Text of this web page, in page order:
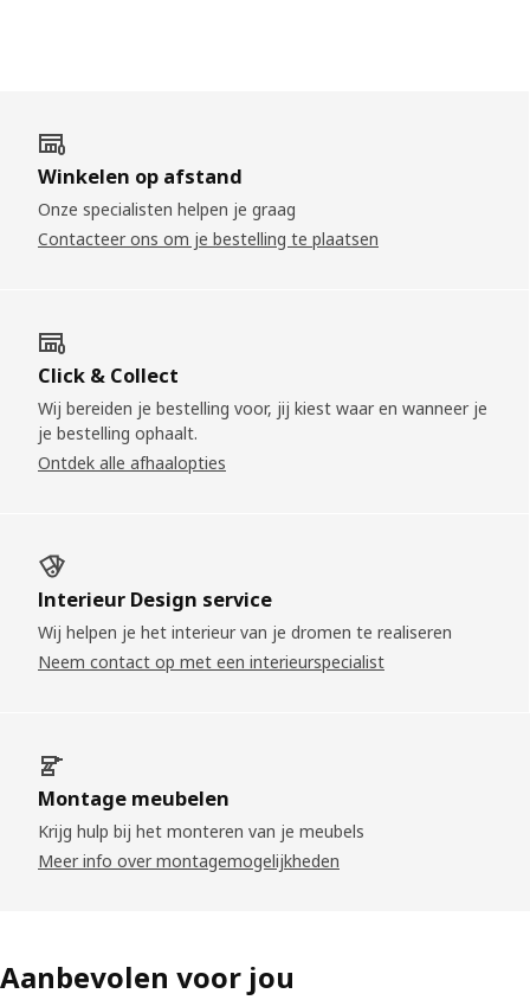
Winkelen op afstand
Onze specialisten helpen je graag
Contacteer ons om je bestelling te plaatsen
Click & Collect
Wij bereiden je bestelling voor, jij kiest waar en wanneer je
je bestelling ophaalt.
Ontdek alle afhaalopties
Interieur Design service
Wij helpen je het interieur van je dromen te realiseren
Neem contact op met een interieurspecialist
Montage meubelen
Krijg hulp bij het monteren van je meubels
Meer info over montagemogelijkheden
Aanbevolen voor jou